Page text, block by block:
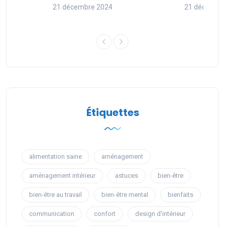
21 décembre 2024 21
Étiquettes
alimentation saine aménagement
aménagement intérieur astuces bien-être
bien-être au travail bien-être mental bienfaits
communication confort design d'intérieur